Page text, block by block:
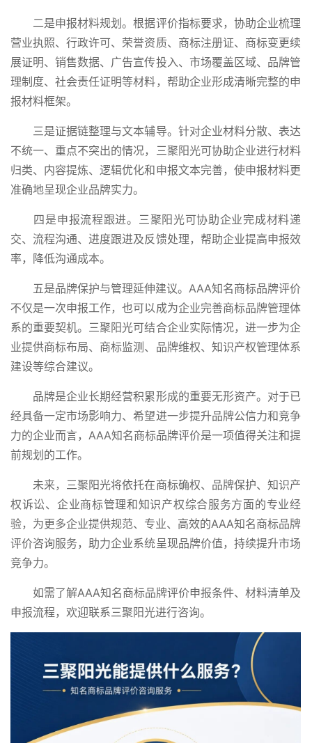
二是申报材料规划。根据评价指标要求，协助企业梳理
营业执照、行政许可、荣誉资质、商标注册证、商标变更续
展证明、销售数据、广告宣传投入、市场覆盖区域、品牌管
理制度、社会责任证明等材料，帮助企业形成清晰完整的申
报材料框架。
三是证据链整理与文本辅导。针对企业材料分散、表达
不统一、重点不突出的情况，三聚阳光可协助企业进行材料
归类、内容提炼、逻辑优化和申报文本完善，使申报材料更
准确地呈现企业品牌实力。
四是申报流程跟进。三聚阳光可协助企业完成材料递
交、流程沟通、进度跟进及反馈处理，帮助企业提高申报效
率，降低沟通成本。
五是品牌保护与管理延伸建议。AAA知名商标品牌评价
不仅是一次申报工作，也可以成为企业完善商标品牌管理体
系的重要契机。三聚阳光可结合企业实际情况，进一步为企
业提供商标布局、商标监测、品牌维权、知识产权管理体系
建设等综合建议。
品牌是企业长期经营积累形成的重要无形资产。对于已
经具备一定市场影响力、希望进一步提升品牌公信力和竞争
力的企业而言，AAA知名商标品牌评价是一项值得关注和提
前规划的工作。
未来，三聚阳光将依托在商标确权、品牌保护、知识产
权诉讼、企业商标管理和知识产权综合服务方面的专业经
验，为更多企业提供规范、专业、高效的AAA知名商标品牌
评价咨询服务，助力企业系统呈现品牌价值，持续提升市场
竞争力。
如需了解AAA知名商标品牌评价申报条件、材料清单及
申报流程，欢迎联系三聚阳光进行咨询。